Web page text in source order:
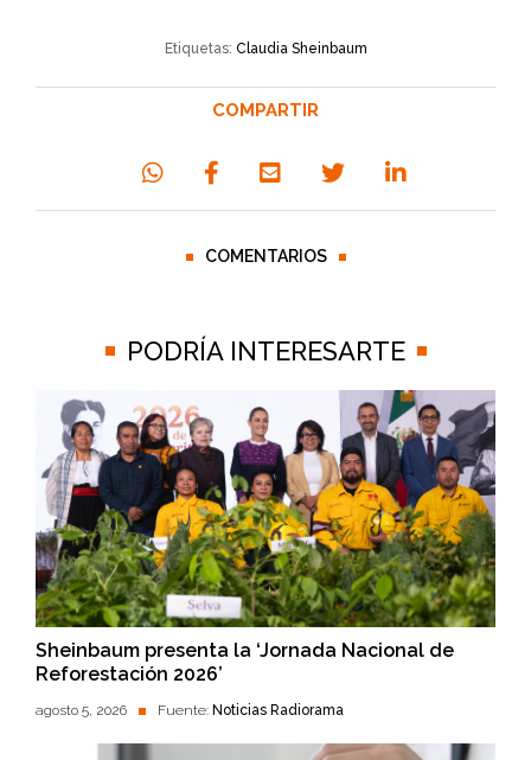
Etiquetas: Claudia Sheinbaum
COMPARTIR
COMENTARIOS
PODRÍA INTERESARTE
Sheinbaum presenta la ‘Jornada Nacional de
Reforestación 2026’
agosto 5, 2026 Fuente: Noticias Radiorama